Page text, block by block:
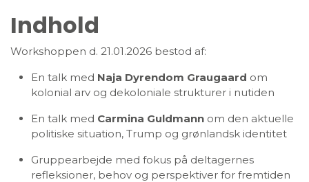
Indhold
Workshoppen d. 21.01.2026 bestod af:
En talk med Naja Dyrendom Graugaard om
kolonial arv og dekoloniale strukturer i nutiden
En talk med Carmina Guldmann om den aktuelle
politiske situation, Trump og grønlandsk identitet
Gruppearbejde med fokus på deltagernes
refleksioner, behov og perspektiver for fremtiden